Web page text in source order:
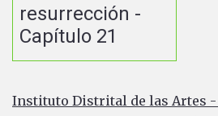
resurrección -
Capítulo 21
Instituto Distrital de las Artes -